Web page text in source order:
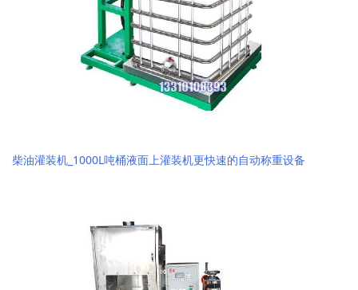
柴油灌装机_1000L吨桶液面上灌装机更快速的自动称重设备